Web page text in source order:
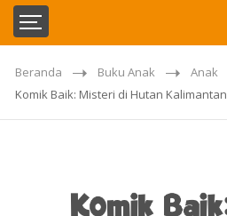
Beranda Buku Anak
Anak
Komik Baik: Misteri di Hutan Kalimantan